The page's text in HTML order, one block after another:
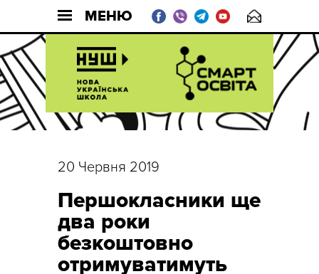
МЕНЮ
20 Червня 2019
Першокласники ще
два роки
безкоштовно
отримуватимуть